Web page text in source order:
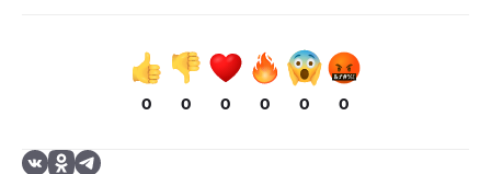
0 0 0 0 0 0